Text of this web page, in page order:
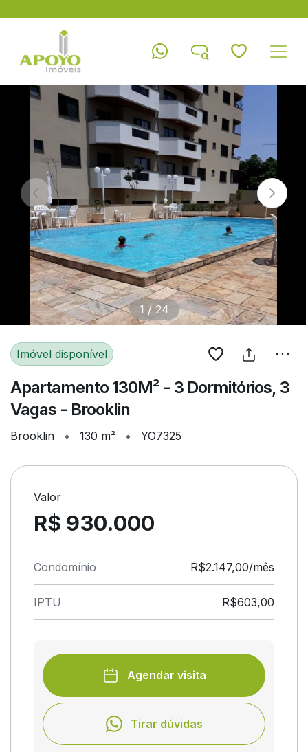
1 / 24
Imóvel disponível
Apartamento 130M² - 3 Dormitórios, 3
Vagas - Brooklin
Brooklin • 130 m² • YO7325
Valor
R$ 930.000
Condomínio R$2.147,00/mês
IPTU R$603,00
Agendar visita
Tirar dúvidas